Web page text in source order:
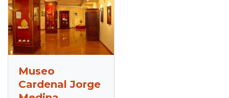
Museo
Cardenal Jorge